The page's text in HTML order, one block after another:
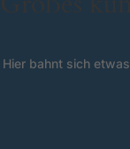
Hier bahnt sich